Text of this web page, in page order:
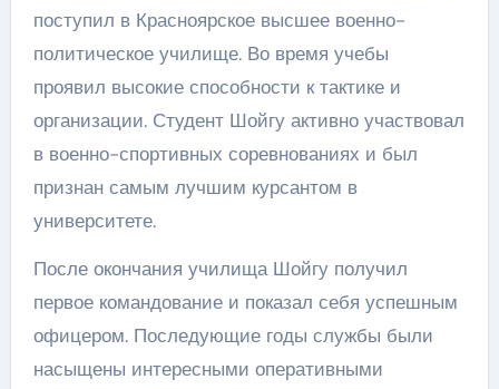
поступил в Красноярское высшее военно-
политическое училище. Во время учебы
проявил высокие способности к тактике и
организации. Студент Шойгу активно участвовал
в военно-спортивных соревнованиях и был
признан самым лучшим курсантом в
университете.
После окончания училища Шойгу получил
первое командование и показал себя успешным
офицером. Последующие годы службы были
насыщены интересными оперативными